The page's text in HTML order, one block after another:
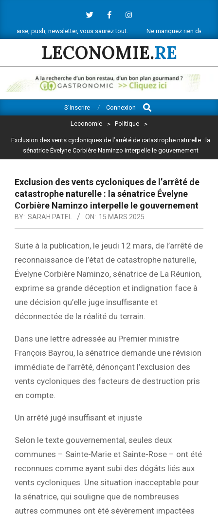
contentnewsletter, vous saurez tout. Ne manquez rien de l’actu
LECONOMIE.RE
Navigation
S’inscrire Connexion
Search
Leconomie > Politique >
Exclusion des vents cycloniques de l’arrêté de catastrophe naturelle : la
sénatrice Évelyne Corbière Naminzo interpelle le gouvernement
Exclusion des vents cycloniques de l’arrêté de
catastrophe naturelle : la sénatrice Évelyne
Corbière Naminzo interpelle le gouvernement
BY: SARAH PATEL ON: 15 MARS 2025
Suite à la publication, le jeudi 12 mars, de l’arrêté de
reconnaissance de l’état de catastrophe naturelle,
Évelyne Corbière Naminzo, sénatrice de La Réunion,
exprime sa grande déception et indignation face à
une décision qu’elle juge insuffisante et
déconnectée de la réalité du terrain
Dans une lettre adressée au Premier ministre
François Bayrou, la sénatrice demande une révision
immédiate de l’arrêté, dénonçant l’exclusion des
vents cycloniques des facteurs de destruction pris
en compte.
Un arrêté jugé insuffisant et injuste
Selon le texte gouvernemental, seules deux
communes – Sainte-Marie et Sainte-Rose – ont été
reconnues comme ayant subi des dégâts liés aux
vents cycloniques. Une situation inacceptable pour
la sénatrice, qui souligne que de nombreuses
autres communes ont été sévèrement impactées